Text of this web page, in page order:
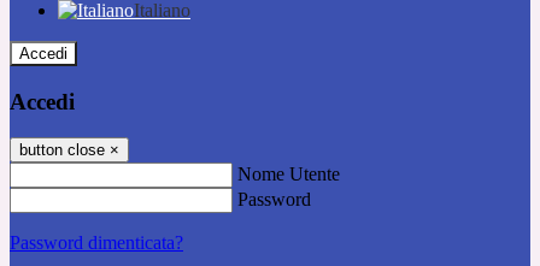
Italiano
Accedi
Accedi
button close ×
Nome Utente
Password
Password dimenticata?